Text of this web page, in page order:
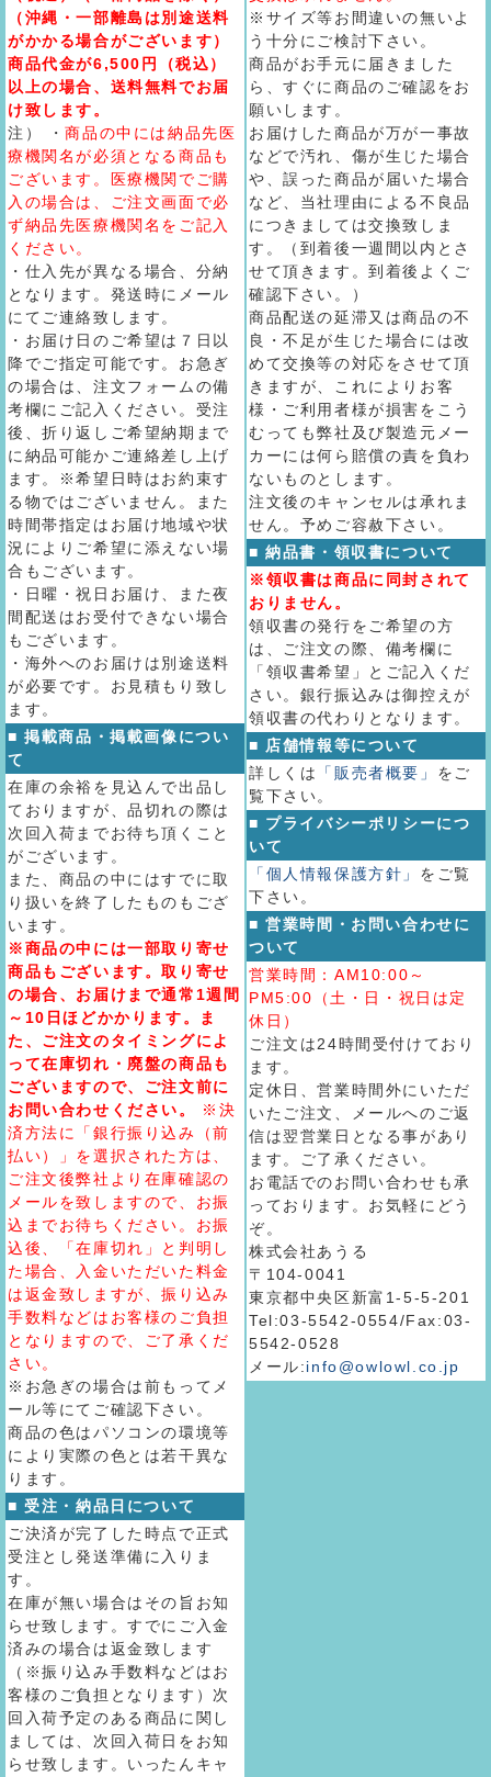
（沖縄・一部離島は別途送料
がかかる場合がございます）
商品代金が6,500円（税込）
以上の場合、送料無料でお届
け致します。
注） ・商品の中には納品先医
療機関名が必須となる商品も
ございます。医療機関でご購
入の場合は、ご注文画面で必
ず納品先医療機関名をご記入
ください。
・仕入先が異なる場合、分納
となります。発送時にメール
にてご連絡致します。
・お届け日のご希望は７日以
降でご指定可能です。お急ぎ
の場合は、注文フォームの備
考欄にご記入ください。受注
後、折り返しご希望納期まで
に納品可能かご連絡差し上げ
ます。※希望日時はお約束す
る物ではございません。また
時間帯指定はお届け地域や状
況によりご希望に添えない場
合もございます。
・日曜・祝日お届け、また夜
間配送はお受付できない場合
もございます。
・海外へのお届けは別途送料
が必要です。お見積もり致し
ます。
■ 掲載商品・掲載画像につい
て
在庫の余裕を見込んで出品し
ておりますが、品切れの際は
次回入荷までお待ち頂くこと
がございます。
また、商品の中にはすでに取
り扱いを終了したものもござ
います。
※商品の中には一部取り寄せ
商品もございます。取り寄せ
の場合、お届けまで通常1週間
～10日ほどかかります。ま
た、ご注文のタイミングによ
って在庫切れ・廃盤の商品も
ございますので、ご注文前に
お問い合わせください。
※決
済方法に「銀行振り込み（前
払い）」を選択された方は、
ご注文後弊社より在庫確認の
メールを致しますので、お振
込までお待ちください。お振
込後、「在庫切れ」と判明し
た場合、入金いただいた料金
は返金致しますが、振り込み
手数料などはお客様のご負担
となりますので、ご了承くだ
さい。
※お急ぎの場合は前もってメ
ール等にてご確認下さい。
商品の色はパソコンの環境等
により実際の色とは若干異な
ります。
■ 受注・納品日について
ご決済が完了した時点で正式
受注とし発送準備に入りま
す。
在庫が無い場合はその旨お知
らせ致します。すでにご入金
済みの場合は返金致します
（※振り込み手数料などはお
客様のご負担となります）次
回入荷予定のある商品に関し
ましては、次回入荷日をお知
らせ致します。いったんキャ
※サイズ等お間違いの無いよ
う十分にご検討下さい。
商品がお手元に届きました
ら、すぐに商品のご確認をお
願いします。
お届けした商品が万が一事故
などで汚れ、傷が生じた場合
や、誤った商品が届いた場合
など、当社理由による不良品
につきましては交換致しま
す。（到着後一週間以内とさ
せて頂きます。到着後よくご
確認下さい。）
商品配送の延滞又は商品の不
良・不足が生じた場合には改
めて交換等の対応をさせて頂
きますが、これによりお客
様・ご利用者様が損害をこう
むっても弊社及び製造元メー
カーには何ら賠償の責を負わ
ないものとします。
注文後のキャンセルは承れま
せん。予めご容赦下さい。
■ 納品書・領収書について
※領収書は商品に同封されて
おりません。
領収書の発行をご希望の方
は、ご注文の際、備考欄に
「領収書希望」とご記入くだ
さい。銀行振込みは御控えが
領収書の代わりとなります。
■ 店舗情報等について
詳しくは
「販売者概要」 をご
覧下さい。
■ プライバシーポリシーにつ
いて
「個人情報保護方針」 をご覧
下さい。
■ 営業時間・お問い合わせに
ついて
営業時間：AM10:00～
PM5:00（土・日・祝日は定
休日）
ご注文は24時間受付けており
ます。
定休日、営業時間外にいただ
いたご注文、メールへのご返
信は翌営業日となる事があり
ます。ご了承ください。
お電話でのお問い合わせも承
っております。お気軽にどう
ぞ。
株式会社あうる
〒104-0041
東京都中央区新富1-5-5-201
Tel:03-5542-0554/Fax:03-
5542-0528
メール:info@owlowl.co.jp